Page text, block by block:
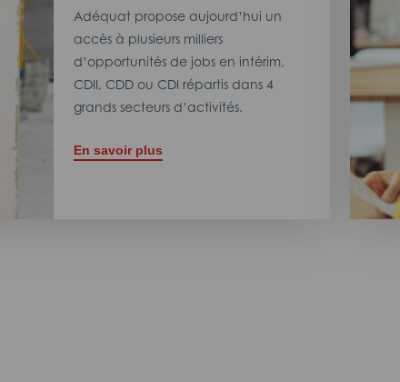
Adéquat propose aujourd’hui un
accès à plusieurs milliers
d’opportunités de jobs en intérim,
CDII, CDD ou CDI répartis dans 4
grands secteurs d’activités.
En savoir plus